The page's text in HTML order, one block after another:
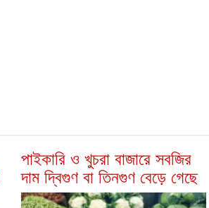
পাইকারি ও খুচরা বাজারে সবজির
দাম দ্বিগুণ বা তিনগুণ বেড়ে গেছে